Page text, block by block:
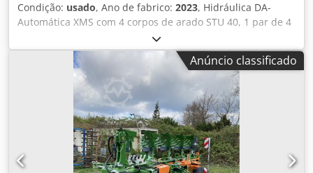
Condição: usado, Ano de fabrico: 2023, Hidráulica DA-
Automática XMS com 4 corpos de arado STU 40, 1 par de 4
pás 430 HD, 1 par de protetores de superfície, 1 par de 4
pré-cortadores M0 RH65-85, disco de corte DM 500 para
desarme hidráulico de pedra pesado, roda de apoio
oscilante DM680. Dwjdpfjtvf Rwox Aagja
Anúncio classificado